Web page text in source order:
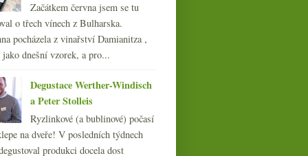
ledna (22)
(251)
2014
(249)
(254)
(252)
(249)
(249)
Začátkem června jsem se tu
o třech vínech z Bulharska.
pocházela z vinařství Damianitza ,
jako dnešní vzorek, a pro...
Degustace Werther-Windisch
a Peter Stolleis
Ryzlinkové (a bublinové) počasí
na dveře! V posledních týdnech
produkci docela dost